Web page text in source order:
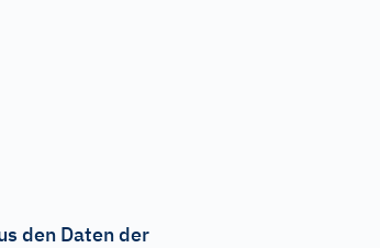
den Daten der